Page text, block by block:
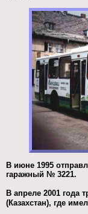
В июне 1995
гаражный № 3221.
В апреле 2001 года
(Казахстан), где